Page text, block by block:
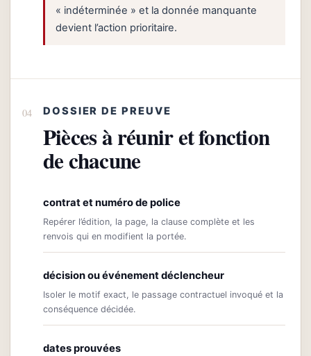
« indéterminée » et la donnée manquante
devient l’action prioritaire.
DOSSIER DE PREUVE
Pièces à réunir et fonction
de chacune
contrat et numéro de police
Repérer l’édition, la page, la clause complète et les
renvois qui en modifient la portée.
décision ou événement déclencheur
Isoler le motif exact, le passage contractuel invoqué et la
conséquence décidée.
dates prouvées